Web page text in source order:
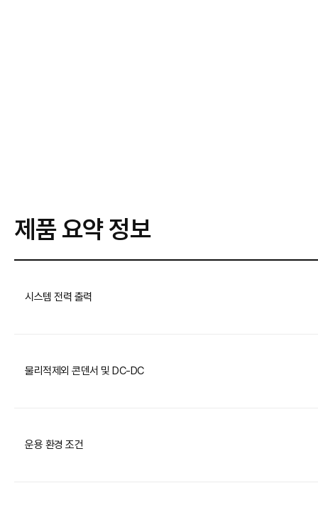
제품 요약 정보
시스템 전력 출력
물리적제외 콘덴서 및 DC-DC
운용 환경 조건